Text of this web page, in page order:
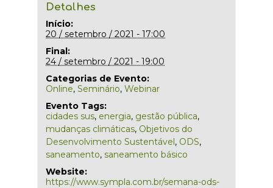
Detalhes
Início:
20 / setembro / 2021 - 17:00
Final:
24 / setembro / 2021 - 19:00
Categorias de Evento:
Online, Seminário, Webinar
Evento Tags:
cidades sus, energia, gestão pública,
mudanças climáticas, Objetivos do
Desenvolvimento Sustentável, ODS,
saneamento, saneamento básico
Website:
https://www.sympla.com.br/semana-ods-